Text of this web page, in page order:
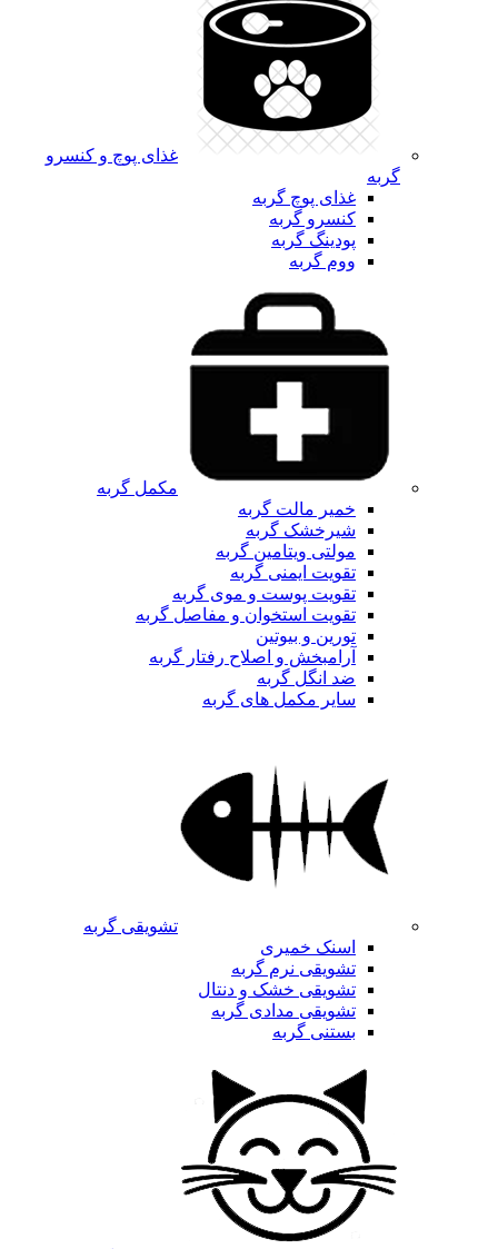
غذای پوچ و کنسرو
گربه
غذای پوچ گربه
کنسرو گربه
پودینگ گربه
ووم گربه
مکمل گربه
خمیر مالت گربه
شیرخشک گربه
مولتی ویتامین گربه
تقویت ایمنی گربه
تقویت پوست و موی گربه
تقویت استخوان و مفاصل گربه
تورین و بیوتین
آرامبخش و اصلاح رفتار گربه
ضد انگل گربه
سایر مکمل های گربه
تشویقی گربه
اسنک خمیری
تشویقی نرم گربه
تشویقی خشک و دنتال
تشویقی مدادی گربه
بستنی گربه